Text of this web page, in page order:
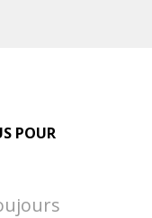
POUR